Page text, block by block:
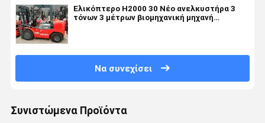
Ελικόπτερο H2000 30 Νέο ανελκυστήρα 3
τόνων 3 μέτρων βιομηχανική μηχανή
Να συνεχίσει
Συνιστώμενα Προϊόντα